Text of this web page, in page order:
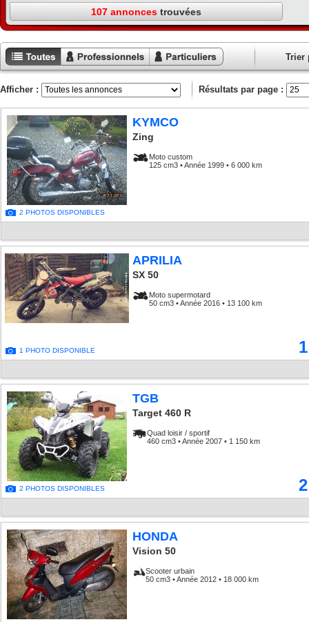
107 annonces trouvées
Toutes les
annonces
Annonces
professionnels
Annonces
particuliers
Trier
Afficher : Résultats par page :
2 PHOTOS DISPONIBLES
KYMCO
Zing
Moto custom
125 cm3 • Année 1999 • 6 000 km
1 PHOTO DISPONIBLE
APRILIA
SX 50
Moto supermotard
50 cm3 • Année 2016 • 13 100 km
2 PHOTOS DISPONIBLES
TGB
Target 460 R
Quad loisir / sportif
460 cm3 • Année 2007 • 1 150 km
HONDA
Vision 50
Scooter urbain
50 cm3 • Année 2012 • 18 000 km